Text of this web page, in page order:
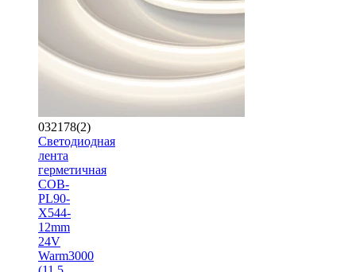
032178(2)
Светодиодная
лента
герметичная
COB-
PL90-
X544-
12mm
24V
Warm3000